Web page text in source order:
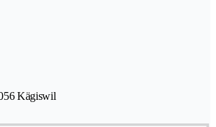
Kägiswil